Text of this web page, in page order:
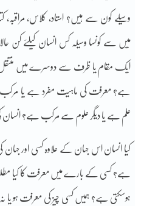
وسیلے کون سے ہیں؟ استاد، کلاس، مراقبہ،
میں سے کونسا وسیلہ کس انسان کیلئے کن
ایک مقام یا ظرف سے دوسرے میں منتقل
ہے؟ معرفت کی ماہیت مفرد ہے یا
علم ہے یا دیگر علوم سے مرکب ہے؟ انسان
کیا انسان اس جہان کے علاوہ کسی اور
ہے؟ کسی کے بارے میں معرفت کا کیا
ہوسکتی ہے؟ ہمیں کسی چیز کی معرفت ہو یا